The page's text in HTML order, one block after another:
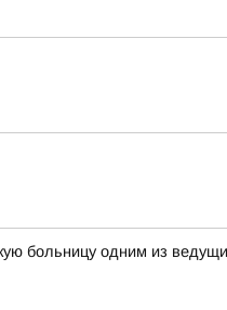
больницу одним из